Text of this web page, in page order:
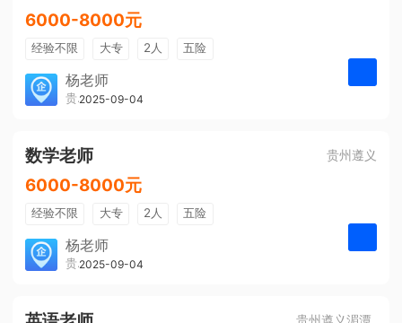
6000-8000元
经验不限 大专 2人
五险
带薪年假
年终奖
免费培训
包住宿
杨老师
贵州大美前程文化发展有限公司
2025-09-04
数学老师 贵州遵义
6000-8000元
经验不限 大专 2人
五险
带薪年假
年终奖
免费培训
包住宿
杨老师
贵州大美前程文化发展有限公司
2025-09-04
贵州遵义湄潭